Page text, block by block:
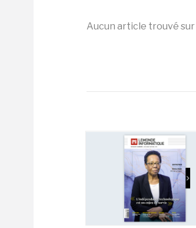
Aucun article trouvé